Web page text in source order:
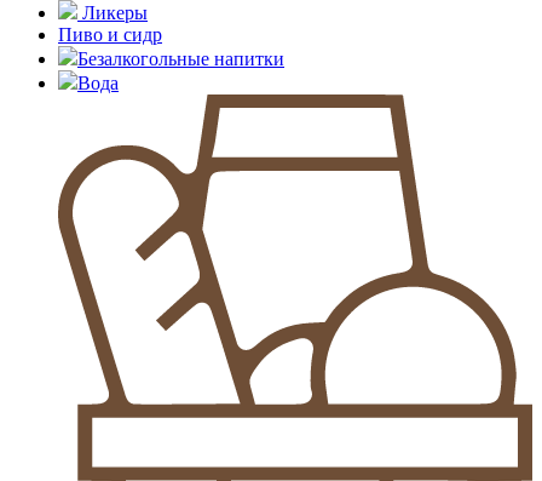
Ликеры
Пиво и сидр
Безалкогольные напитки
Вода